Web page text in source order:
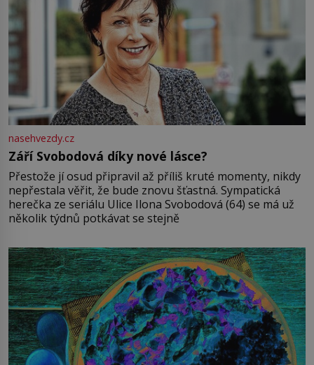
nasehvezdy.cz
Září Svobodová díky nové lásce?
Přestože jí osud připravil až příliš kruté momenty, nikdy
nepřestala věřit, že bude znovu šťastná. Sympatická
herečka ze seriálu Ulice Ilona Svobodová (64) se má už
několik týdnů potkávat se stejně